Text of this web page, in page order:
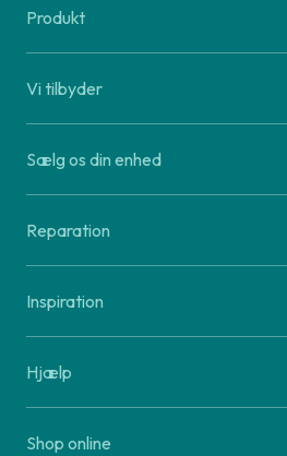
Produkt
Vi tilbyder
Sælg os din enhed
Reparation
Inspiration
Hjælp
Shop online